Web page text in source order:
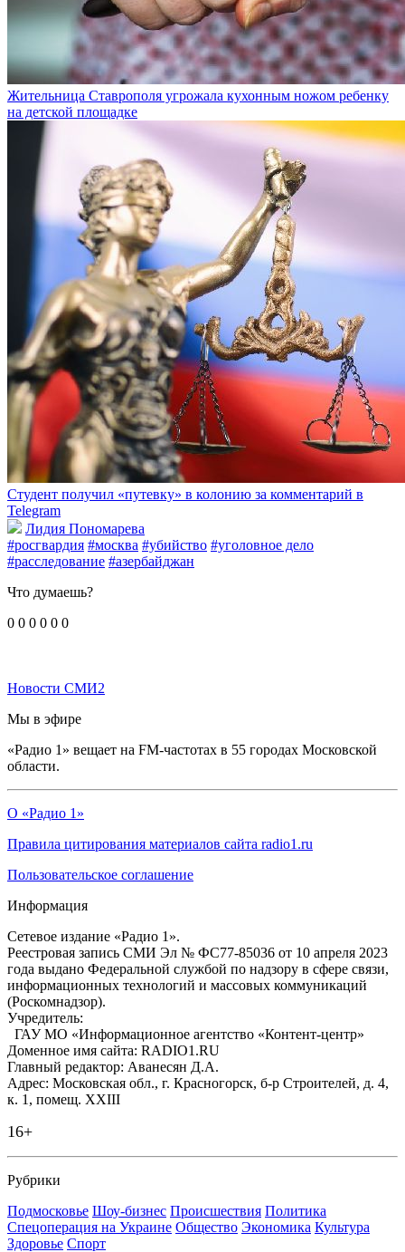
Жительница Ставрополя угрожала кухонным ножом ребенку
на детской площадке
Студент получил «путевку» в колонию за комментарий в
Telegram
Лидия Пономарева
#росгвардия #москва #убийство #уголовное дело
#расследование #азербайджан
Что думаешь?
0 0 0 0 0 0
Новости СМИ2
Мы в эфире
«Радио 1» вещает на FM-частотах в 55 городах Московской
области.
О «Радио 1»
Правила цитирования материалов сайта radio1.ru
Пользовательское соглашение
Информация
Сетевое издание «Радио 1».
Реестровая запись СМИ Эл № ФС77-85036 от 10 апреля 2023
года выдано Федеральной службой по надзору в сфере связи,
информационных технологий и массовых коммуникаций
(Роскомнадзор).
Учредитель:
ГАУ МО «Информационное агентство «Контент-центр»
Доменное имя сайта: RADIO1.RU
Главный редактор: Аванесян Д.А.
Адрес: Московская обл., г. Красногорск, б-р Строителей, д. 4,
к. 1, помещ. XXIII
16+
Рубрики
Подмосковье Шоу-бизнес Происшествия Политика
Спецоперация на Украине Общество Экономика Культура
Здоровье Спорт